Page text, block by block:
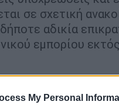
My Personal
σε σχετική
αδικία
εμπορίου